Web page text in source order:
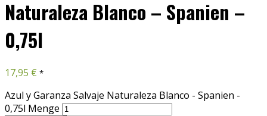
Naturaleza Blanco – Spanien –
0,75l
17,95 € *
Azul y Garanza Salvaje Naturaleza Blanco - Spanien -
0,75l Menge